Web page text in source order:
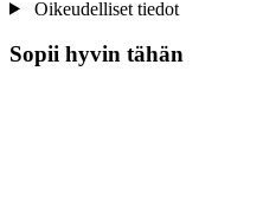
Oikeudelliset tiedot
Sopii hyvin tähän